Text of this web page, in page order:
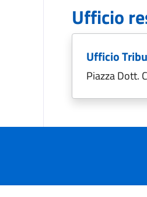
Ufficio
Ufficio
Piazza Dott.